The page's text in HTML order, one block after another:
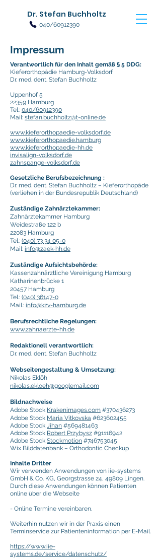
Dr. Stefan Buchholtz
040/60912390
Impressum
Verantwortlich für den Inhalt gemäß § 5 DDG:
Kieferorthopädie Hamburg-Volksdorf
Dr. med. dent. Stefan Buchholtz
Uppenhof 5
22359 Hamburg
Tel.: 040/60912390
Mail: stefan.buchholtz@t-online.de
www.kieferorthopaedie-volksdorf.de
www.kieferorthopaedie.hamburg
www.kieferorthopaedie-hh.de
invisalign-volksdorf.de
zahnspange-volksdorf.de
Gesetzliche Berufsbezeichnung :
Dr. med. dent. Stefan Buchholtz – Kieferorthopäde
(verliehen in der Bundesrepublik Deutschland)
Zuständige Zahnärztekammer:
Zahnärztekammer Hamburg
Weidestraße 122 b
22083 Hamburg
Tel.: (040) 73 34 05-0
Mail: info@zaek-hh.de
Zuständige Aufsichtsbehörde:
Kassenzahnärztliche Vereinigung Hamburg
Katharinenbrücke 1
20457 Hamburg
Tel.: (040) 36147-0
Mail.: info@kzv-hamburg.de
Berufsrechtliche Regelungen:
www.zahnaerzte-hh.de
Redaktionell verantwortlich:
Dr. med. dent. Stefan Buchholtz
Webseitengestaltung & Umsetzung:
Nikolas Eklöh
nikolas.ekloeh@googlemail.com
Bildnachweise
Adobe Stock Krakenimages.com #370436273
Adobe Stock Maria Vitkovska #623602455
Adobe Stock Jihan #569481463
Adobe Stock Robert Przybysz #91116942
Adobe Stock Stockmotion #746753045
Wix Bilddatenbank – Orthodontic Checkup
Inhalte Dritter
Wir verwenden Anwendungen von iie-systems
GmbH & Co. KG, Georgstrasse 24, 49809 Lingen.
Durch diese Anwendungen können Patienten
online über die Webseite
- Online Termine vereinbaren.
Weiterhin nutzen wir in der Praxis einen
Terminservice zur Patienteninformation per E-Mail.
https://www.iie-
systems.de/service/datenschutz/